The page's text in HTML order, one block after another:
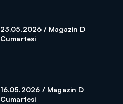
23.05.2026 / Magazin D
Cumartesi
16.05.2026 / Magazin D
Cumartesi